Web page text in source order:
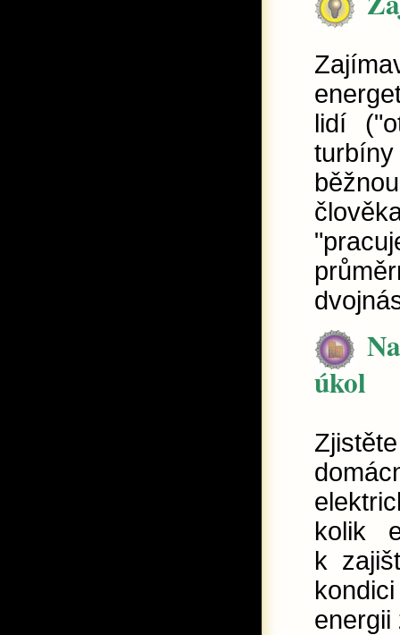
lidí
úkol
kolik
k
energii